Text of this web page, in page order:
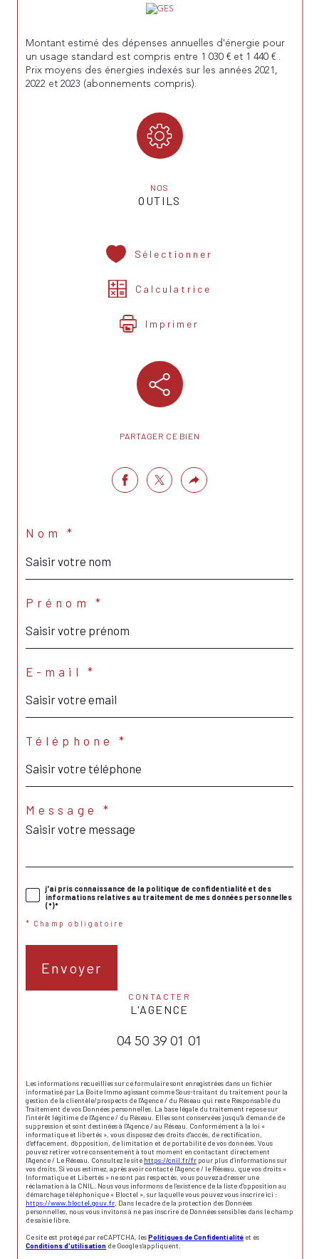
Montant estimé des dépenses annuelles d'énergie pour
un usage standard est compris entre 1 030 € et 1 440 € .
Prix moyens des énergies indexés sur les années 2021,
2022 et 2023 (abonnements compris).
NOS
OUTILS
Sélectionner
Calculatrice
Imprimer
PARTAGER CE BIEN
Nom *
Prénom *
E-mail *
Téléphone *
Message *
j'ai pris connaissance de la politique de confidentialité et des
informations relatives au traitement de mes données personnelles
(*)*
* Champ obligatoire
Envoyer
CONTACTER
L'AGENCE
04 50 39 01 01
Les informations recueillies sur ce formulaire sont enregistrées dans un fichier
informatisé par La Boite Immo agissant comme Sous-traitant du traitement pour la
gestion de la clientèle/prospects de l'Agence / du Réseau qui reste Responsable du
Traitement de vos Données personnelles. La base légale du traitement repose sur
l'intérêt légitime de l'Agence / du Réseau. Elles sont conservées jusqu'à demande de
suppression et sont destinées à l'Agence / au Réseau. Conformément à la loi «
informatique et libertés », vous disposez des droits d’accès, de rectification,
d’effacement, d’opposition, de limitation et de portabilité de vos données. Vous
pouvez retirer votre consentement à tout moment en contactant directement
l’Agence / Le Réseau. Consultez le site https://cnil.fr/fr pour plus d’informations sur
vos droits. Si vous estimez, après avoir contacté l'Agence / le Réseau, que vos droits «
Informatique et Libertés » ne sont pas respectés, vous pouvez adresser une
réclamation à la CNIL. Nous vous informons de l’existence de la liste d'opposition au
démarchage téléphonique « Bloctel », sur laquelle vous pouvez vous inscrire ici :
https://www.bloctel.gouv.fr . Dans le cadre de la protection des Données
personnelles, nous vous invitons à ne pas inscrire de Données sensibles dans le champ
de saisie libre.
Ce site est protégé par reCAPTCHA, lesPolitiques de Confidentialité et es
Conditions d'utilisation de Google s'appliquent.